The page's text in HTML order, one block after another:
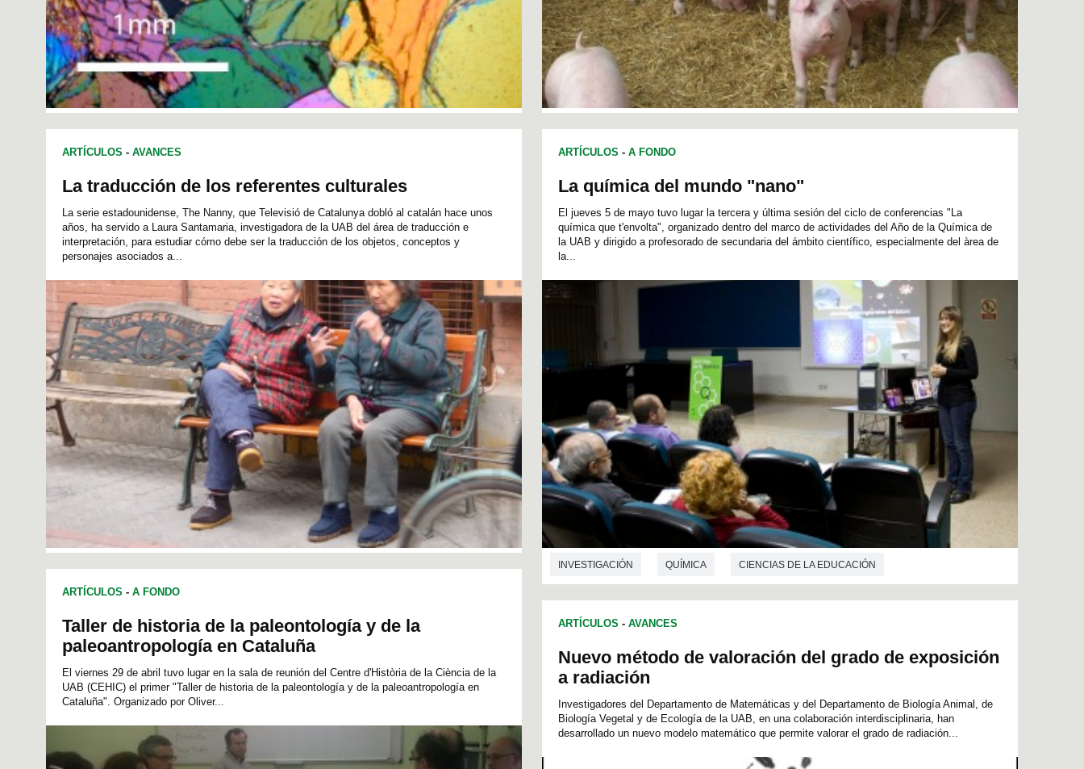
ARTÍCULOS - AVANCES
La traducción de los referentes culturales
La serie estadounidense, The Nanny, que Televisió de Catalunya dobló al catalán hace unos
años, ha servido a Laura Santamaria, investigadora de la UAB del área de traducción e
interpretación, para estudiar cómo debe ser la traducción de los objetos, conceptos y
personajes asociados a...
ARTÍCULOS - A FONDO
Taller de historia de la paleontología y de la
paleoantropología en Cataluña
El viernes 29 de abril tuvo lugar en la sala de reunión del Centre d'Història de la Ciència de la
UAB (CEHIC) el primer "Taller de historia de la paleontología y de la paleoantropología en
Cataluña". Organizado por Oliver...
ARTÍCULOS - A FONDO
La química del mundo "nano"
El jueves 5 ​​de mayo tuvo lugar la tercera y última sesión del ciclo de conferencias "La
química que t'envolta", organizado dentro del marco de actividades del Año de la Química de
la UAB y dirigido a profesorado de secundaria del ámbito científico, especialmente del àrea de
la...
INVESTIGACIÓN QUÍMICA CIENCIAS DE LA EDUCACIÓN
ARTÍCULOS - AVANCES
Nuevo método de valoración del grado de exposición
a radiación
Investigadores del Departamento de Matemáticas y del Departamento de Biología Animal, de
Biología Vegetal y de Ecología de la UAB, en una colaboración interdisciplinaria, han
desarrollado un nuevo modelo matemático que permite valorar el grado de radiación...